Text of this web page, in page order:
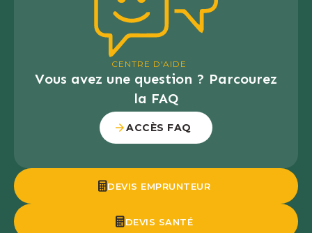
CENTRE D'AIDE
Vous avez une question ? Parcourez
la FAQ
ACCÈS FAQ
DEVIS EMPRUNTEUR
DEVIS SANTÉ